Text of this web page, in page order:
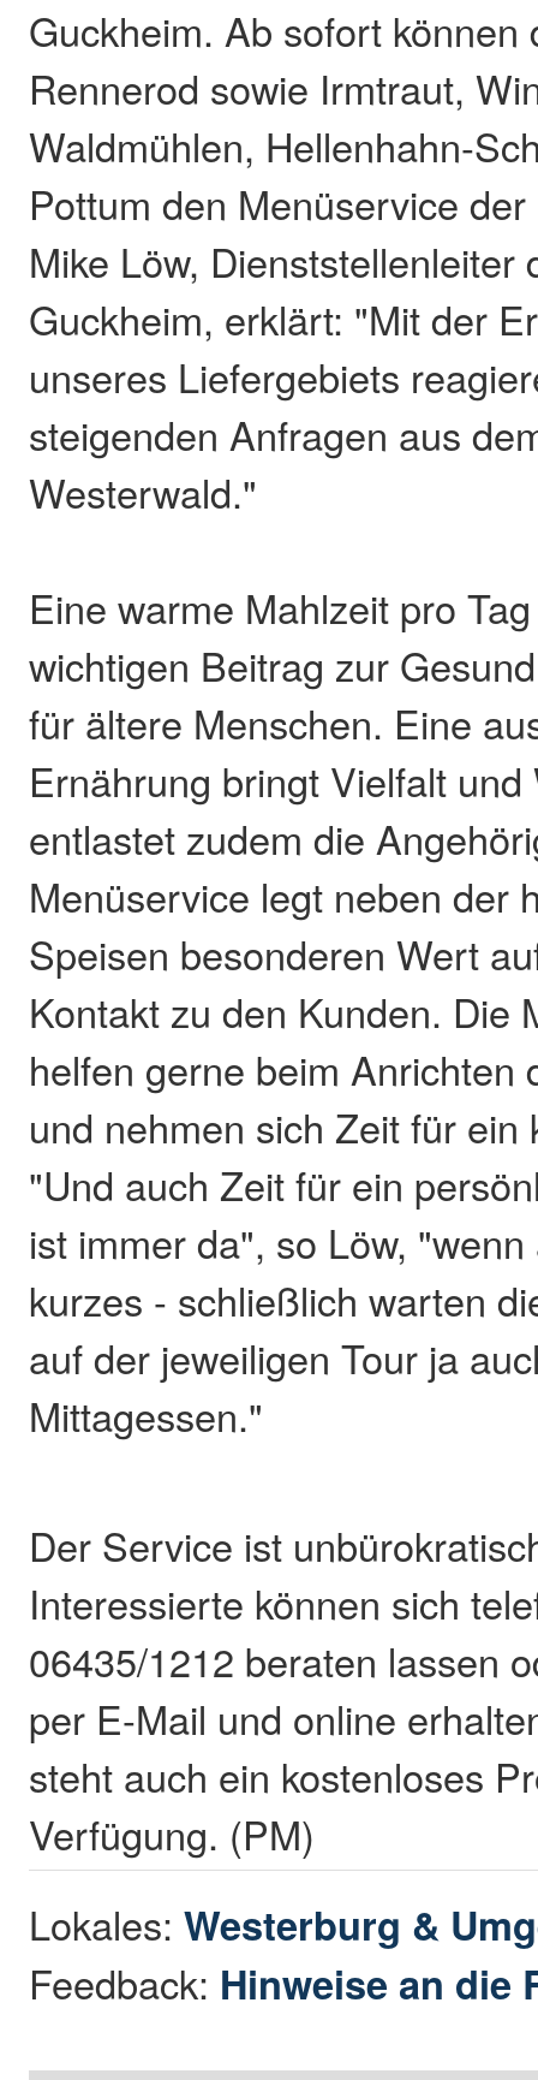
Guckheim. Ab sofort können
Rennerod sowie Irmtraut,
Waldmühlen, Hellenhahn-
Pottum den Menüservice
Mike Löw, Dienststellenleiter
Guckheim, erklärt: "Mit der
unseres Liefergebiets
steigenden Anfragen aus
Westerwald."
Eine warme Mahlzeit pro
wichtigen Beitrag zur
für ältere Menschen. Eine
Ernährung bringt Vielfalt
entlastet zudem die
Menüservice legt neben der
Speisen besonderen Wert
Kontakt zu den Kunden. Die
helfen gerne beim Anrichten
und nehmen sich Zeit für ein
"Und auch Zeit für ein
ist immer da", so Löw,
kurzes - schließlich warten
auf der jeweiligen Tour ja
Mittagessen."
Der Service ist
Interessierte können sich
06435/1212 beraten lassen
per E-Mail und online
steht auch ein kostenloses
Verfügung. (PM)
Lokales:Westerburg &
Feedback: Hinweise an die